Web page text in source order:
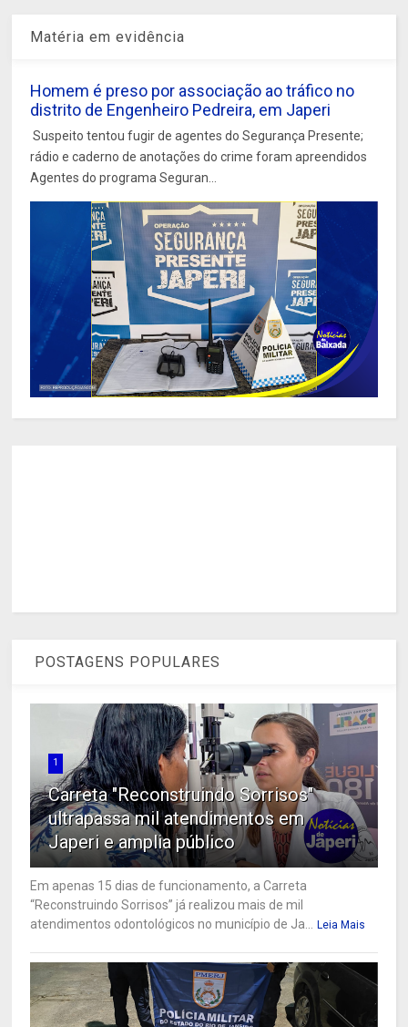
Matéria em evidência
Homem é preso por associação ao tráfico no
distrito de Engenheiro Pedreira, em Japeri
Suspeito tentou fugir de agentes do Segurança Presente;
rádio e caderno de anotações do crime foram apreendidos
Agentes do programa Seguran...
POSTAGENS POPULARES
1
Carreta "Reconstruindo Sorrisos"
ultrapassa mil atendimentos em
Japeri e amplia público
Em apenas 15 dias de funcionamento, a Carreta
“Reconstruindo Sorrisos” já realizou mais de mil
atendimentos odontológicos no município de Ja...
Leia Mais